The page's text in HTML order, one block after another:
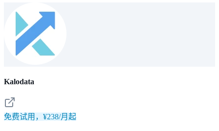
Kalodata
免费试用，¥238/月起